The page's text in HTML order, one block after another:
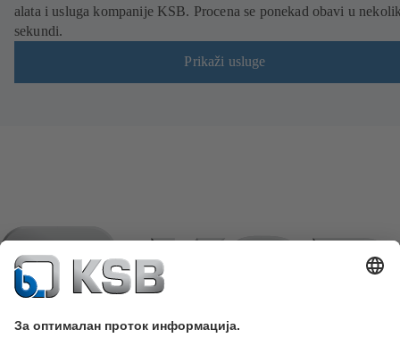
alata i usluga kompanije KSB. Procena se ponekad obavi u
sekundi.
Prikaži usluge